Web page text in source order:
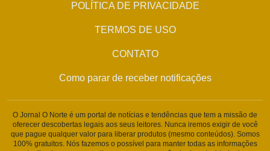
POLÍTICA DE PRIVACIDADE
TERMOS DE USO
CONTATO
Como parar de receber notificações
O Jornal O Norte é um portal de notícias e tendências que tem a missão de
oferecer descobertas legais aos seus leitores. Nunca iremos exigir de você
que pague qualquer valor para liberar produtos (mesmo conteúdos). Somos
100% gratuitos. Nós fazemos o possível para manter todas as informações